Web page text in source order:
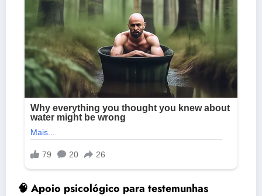
🧠 Apoio psicológico para testemunhas